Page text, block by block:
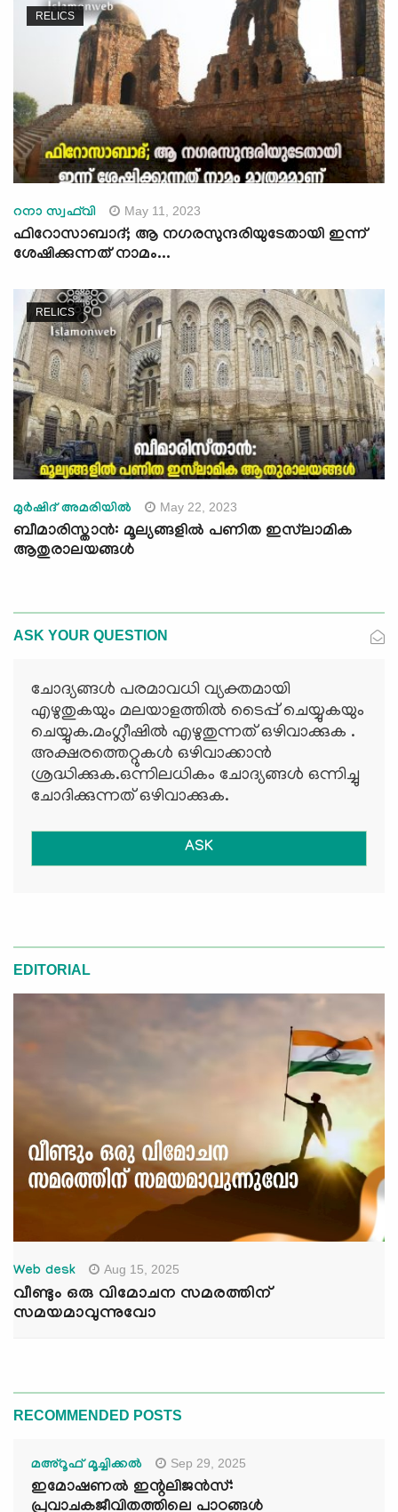
RELICS
റനാ സ്വഫ്‍വി May 11, 2023
ഫിറോസാബാദ്; ആ നഗരസുന്ദരിയുടേതായി ഇന്ന്
ശേഷിക്കുന്നത് നാമം...
RELICS
മുര്‍ഷിദ് അമരിയില്‍ May 22, 2023
ബീമാരിസ്താൻ: മൂല്യങ്ങളില്‍ പണിത ഇസ്‍ലാമിക
ആതുരാലയങ്ങള്‍
ASK YOUR QUESTION
ചോദ്യങ്ങള്‍ പരമാവധി വ്യക്തമായി
എഴുതുകയും മലയാളത്തില്‍ ടൈപ്പ് ചെയ്യുകയും
ചെയ്യുക.മംഗ്ലീഷില്‍ എഴുതുന്നത് ഒഴിവാക്കുക .
അക്ഷരത്തെറ്റുകള്‍ ഒഴിവാക്കാന്‍
ശ്രദ്ധിക്കുക.ഒന്നിലധികം ചോദ്യങ്ങള്‍ ഒന്നിച്ചു
ചോദിക്കുന്നത് ഒഴിവാക്കുക.
ASK
EDITORIAL
Web desk Aug 15, 2025
വീണ്ടും ഒരു വിമോചന സമരത്തിന്
സമയമാവുന്നുവോ
RECOMMENDED POSTS
മഅ്റൂഫ് മൂച്ചിക്കല്‍ Sep 29, 2025
ഇമോഷണൽ ഇന്റലിജൻസ്:
പ്രവാചകജീവിതത്തിലെ പാഠങ്ങൾ